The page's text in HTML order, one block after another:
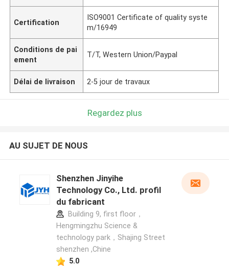
Certification
ISO9001 Certificate of quality syste
m/16949
Conditions de pai
ement
T/T, Western Union/Paypal
Délai de livraison 2-5 jour de travaux
Regardez plus
AU SUJET DE NOUS
Shenzhen Jinyihe
Technology Co., Ltd. profil
du fabricant
Building 9, first floor，
Hengmingzhu Science &
technology park，Shajing Street
shenzhen ,Chine
5.0